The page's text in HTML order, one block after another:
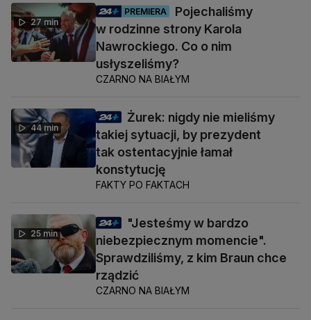
27 min
PREMIERA
Pojechaliśmy
w rodzinne strony Karola
Nawrockiego. Co o nim
usłyszeliśmy?
CZARNO NA BIAŁYM
44 min
Żurek: nigdy nie mieliśmy
takiej sytuacji, by prezydent
tak ostentacyjnie łamał
konstytucję
FAKTY PO FAKTACH
25 min
"Jesteśmy w bardzo
niebezpiecznym momencie".
Sprawdziliśmy, z kim Braun chce
rządzić
CZARNO NA BIAŁYM